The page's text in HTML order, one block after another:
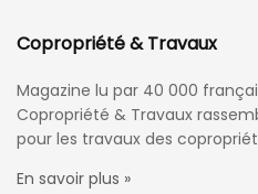
Copropriété & Travaux
Magazine lu par 40 000
Copropriété & Travaux
pour les travaux des
En savoir plus »